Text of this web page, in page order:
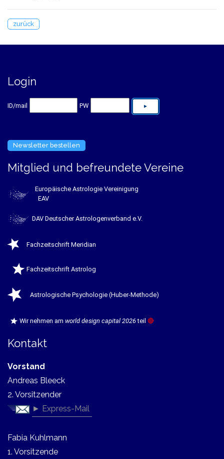
zurück
Login
ID/mail PW
Newsletter bestellen
Mitglied und befreundete Vereine
Europäische Astrologie Vereinigung
EAV
DAV Deutscher Astrologenverband e.V.
Fachzeitschrift Meridian
Fachzeitschrift Astrolog
Astrologische Psychologie (Huber-Methode)
Wir nehmen am world design capital 2026teil 🔴
Kontakt
Vorstand
Andreas Bleeck
2. Vorsitzender
► Express-Mail
Fabia Kuhlmann
1. Vorsitzende